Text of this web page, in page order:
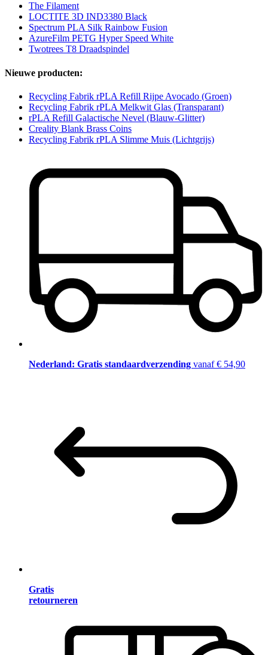
The Filament
LOCTITE 3D IND3380 Black
Spectrum PLA Silk Rainbow Fusion
AzureFilm PETG Hyper Speed White
Twotrees T8 Draadspindel
Nieuwe producten:
Recycling Fabrik rPLA Refill Rijpe Avocado (Groen)
Recycling Fabrik rPLA Melkwit Glas (Transparant)
rPLA Refill Galactische Nevel (Blauw-Glitter)
Creality Blank Brass Coins
Recycling Fabrik rPLA Slimme Muis (Lichtgrijs)
Nederland: Gratis standaardverzending vanaf € 54,90
Gratis
retourneren